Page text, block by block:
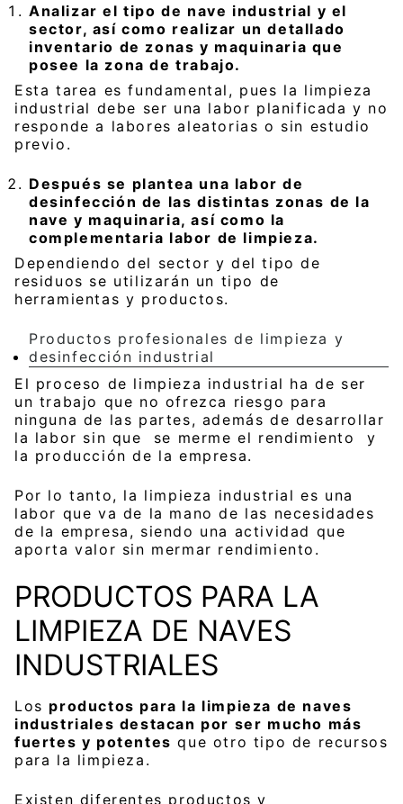
Analizar el tipo de nave industrial y el
sector, así como realizar un detallado
inventario de zonas y maquinaria que
posee la zona de trabajo.
Esta tarea es fundamental, pues la limpieza
industrial debe ser una labor planificada y no
responde a labores aleatorias o sin estudio
previo.
Después se plantea una labor de
desinfección de las distintas zonas de la
nave y maquinaria, así como la
complementaria labor de limpieza.
Dependiendo del sector y del tipo de
residuos se utilizarán un tipo de
herramientas y productos.
Productos profesionales de limpieza y
desinfección industrial
El proceso de limpieza industrial ha de ser
un trabajo que no ofrezca riesgo para
ninguna de las partes, además de desarrollar
la labor sin que se merme el rendimiento y
la producción de la empresa.
Por lo tanto, la limpieza industrial es una
labor que va de la mano de las necesidades
de la empresa, siendo una actividad que
aporta valor sin mermar rendimiento.
PRODUCTOS PARA LA
LIMPIEZA DE NAVES
INDUSTRIALES
Los productos para la limpieza de naves
industriales destacan por ser mucho más
fuertes y potentes que otro tipo de recursos
para la limpieza.
Existen diferentes productos y